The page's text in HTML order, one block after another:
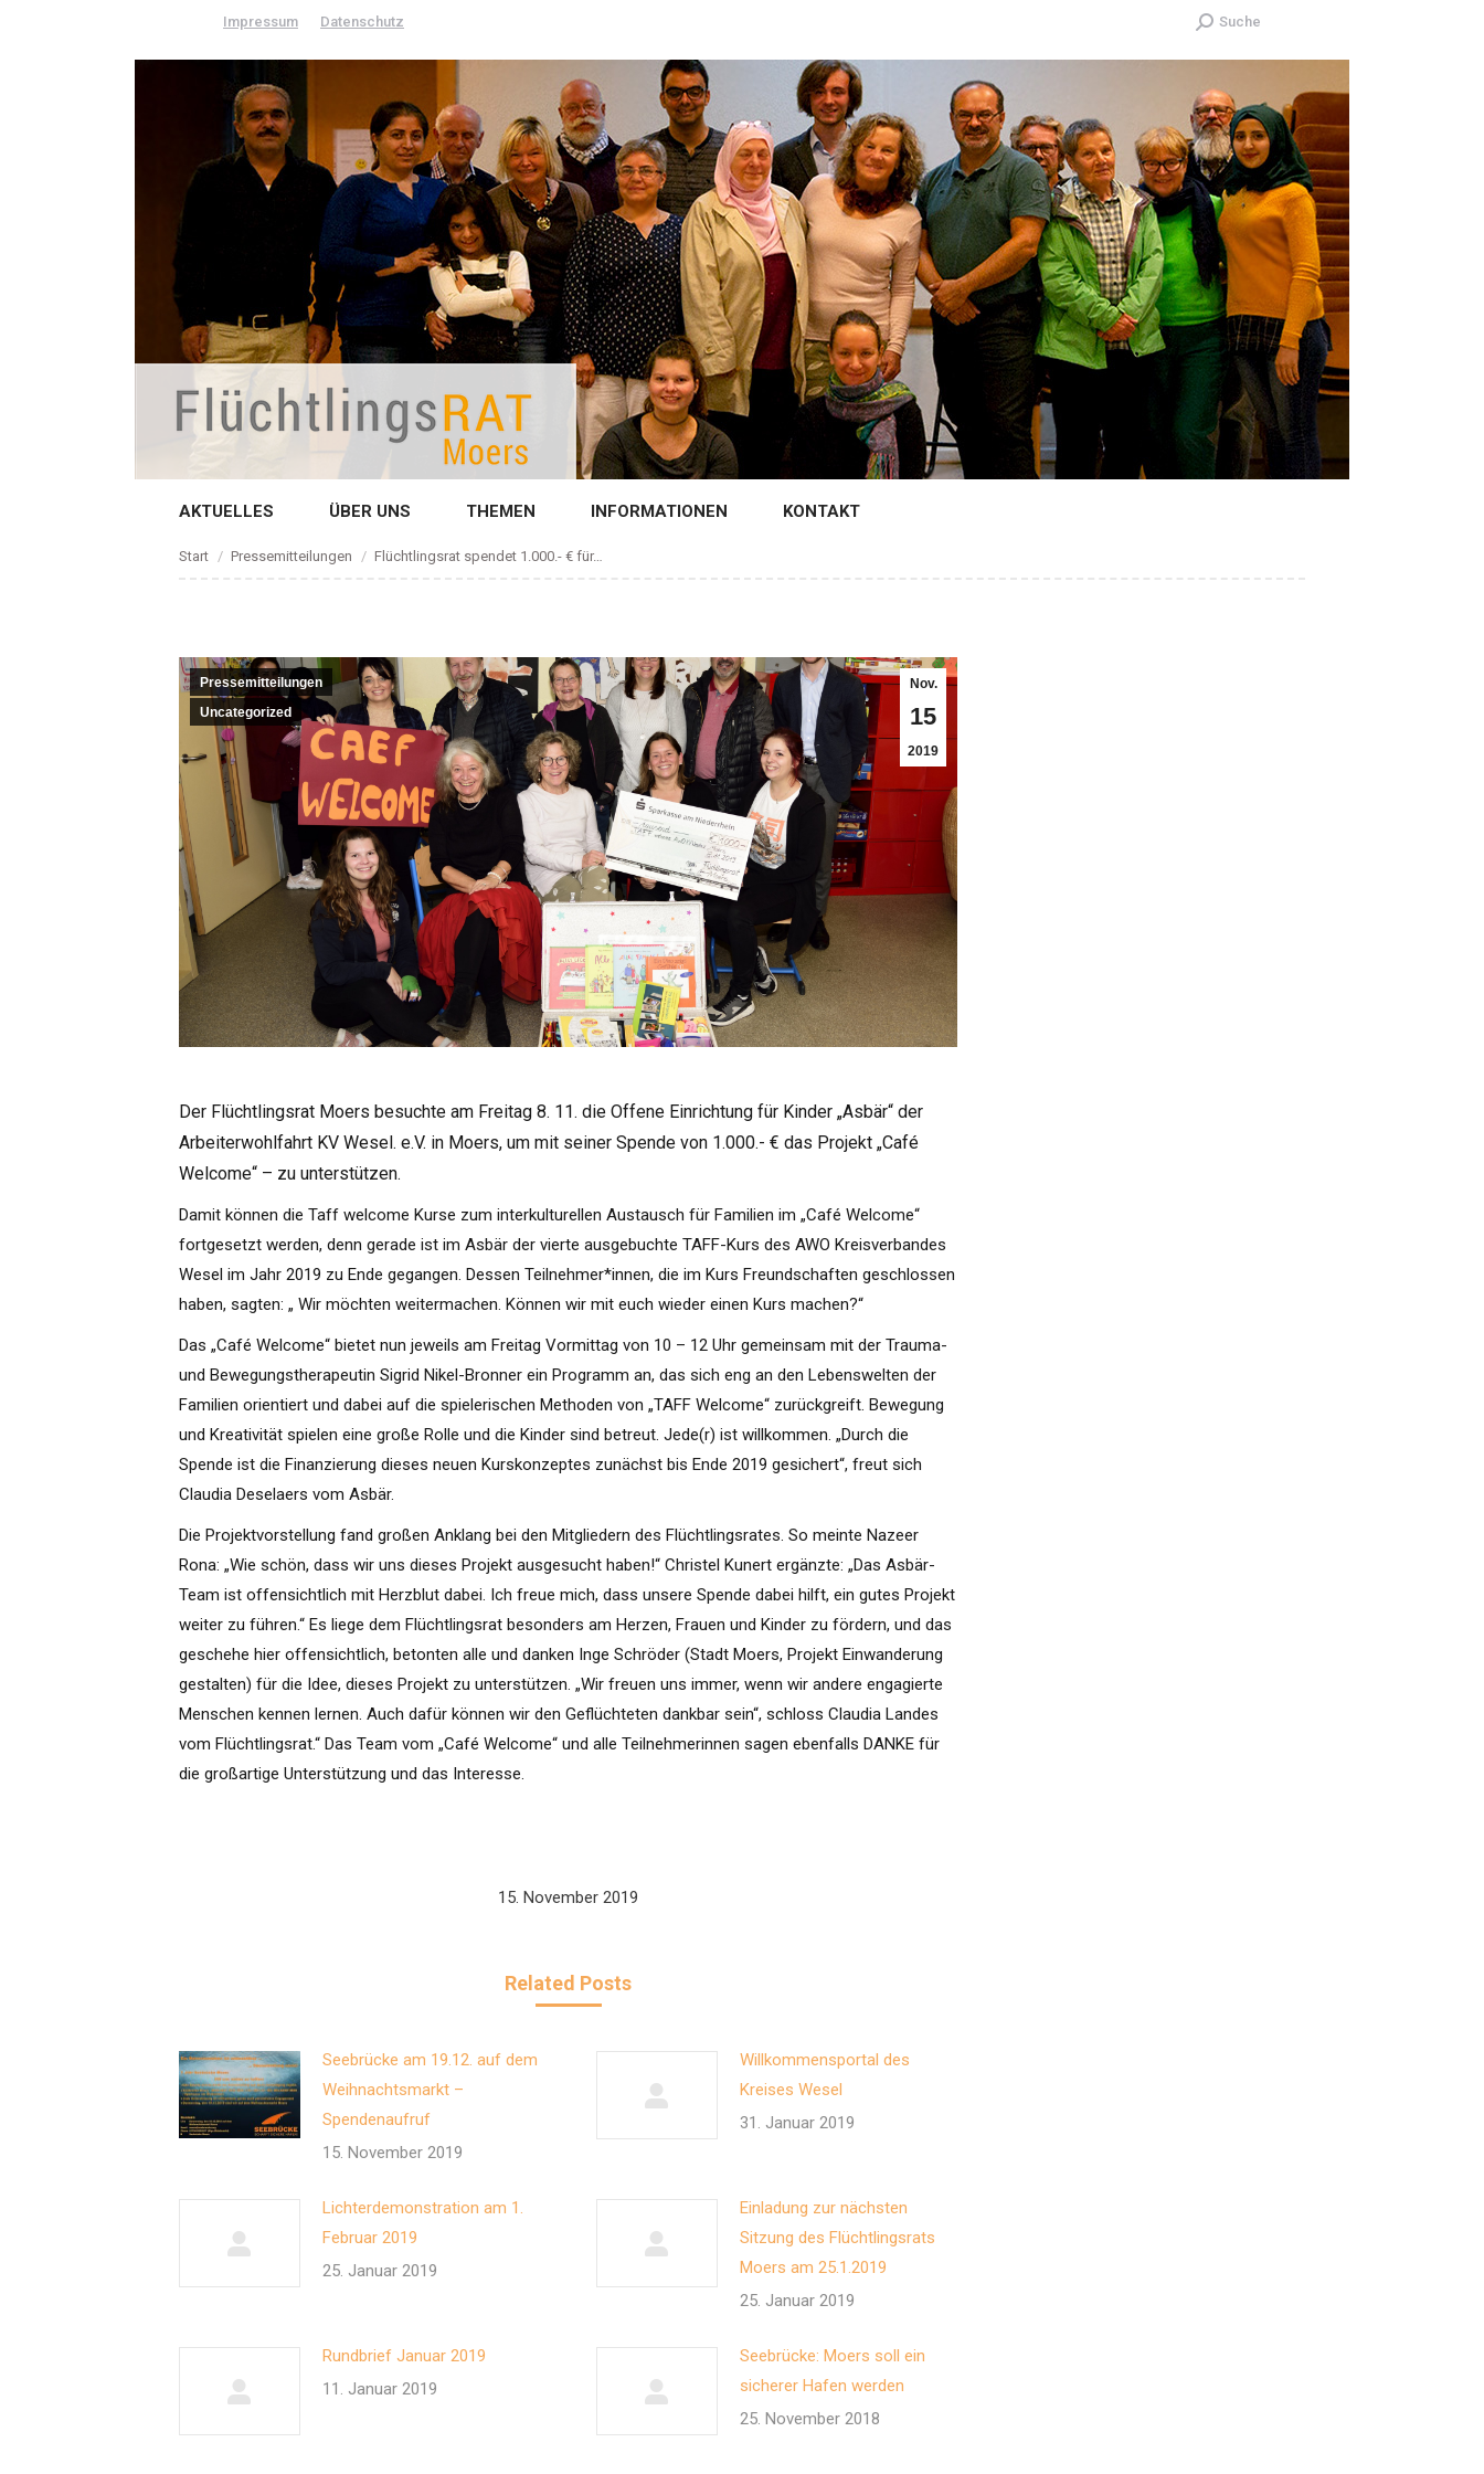
Impressum Datenschutz Search:
Suche
AKTUELLES ÜBER UNS THEMEN INFORMATIONEN KONTAKT
Sie befinden sich hier:
Start Pressemitteilungen Flüchtlingsrat spendet 1.000.- € für…
Nov.
15
2019
Pressemitteilungen
Uncategorized
Der Flüchtlingsrat Moers besuchte am Freitag 8. 11. die Offene Einrichtung für Kinder „Asbär“ der
Arbeiterwohlfahrt KV Wesel. e.V. in Moers, um mit seiner Spende von 1.000.- € das Projekt „Café
Welcome“ – zu unterstützen.
Damit können die Taff welcome Kurse zum interkulturellen Austausch für Familien im „Café Welcome“
fortgesetzt werden, denn gerade ist im Asbär der vierte ausgebuchte TAFF-Kurs des AWO Kreisverbandes
Wesel im Jahr 2019 zu Ende gegangen. Dessen Teilnehmer*innen, die im Kurs Freundschaften geschlossen
haben, sagten: „ Wir möchten weitermachen. Können wir mit euch wieder einen Kurs machen?“
Das „Café Welcome“ bietet nun jeweils am Freitag Vormittag von 10 – 12 Uhr gemeinsam mit der Trauma-
und Bewegungstherapeutin Sigrid Nikel-Bronner ein Programm an, das sich eng an den Lebenswelten der
Familien orientiert und dabei auf die spielerischen Methoden von „TAFF Welcome“ zurückgreift. Bewegung
und Kreativität spielen eine große Rolle und die Kinder sind betreut. Jede(r) ist willkommen. „Durch die
Spende ist die Finanzierung dieses neuen Kurskonzeptes zunächst bis Ende 2019 gesichert“, freut sich
Claudia Deselaers vom Asbär.
Die Projektvorstellung fand großen Anklang bei den Mitgliedern des Flüchtlingsrates. So meinte Nazeer
Rona: „Wie schön, dass wir uns dieses Projekt ausgesucht haben!“ Christel Kunert ergänzte: „Das Asbär-
Team ist offensichtlich mit Herzblut dabei. Ich freue mich, dass unsere Spende dabei hilft, ein gutes Projekt
weiter zu führen.“ Es liege dem Flüchtlingsrat besonders am Herzen, Frauen und Kinder zu fördern, und das
geschehe hier offensichtlich, betonten alle und danken Inge Schröder (Stadt Moers, Projekt Einwanderung
gestalten) für die Idee, dieses Projekt zu unterstützen. „Wir freuen uns immer, wenn wir andere engagierte
Menschen kennen lernen. Auch dafür können wir den Geflüchteten dankbar sein“, schloss Claudia Landes
vom Flüchtlingsrat.“ Das Team vom „Café Welcome“ und alle Teilnehmerinnen sagen ebenfalls DANKE für
die großartige Unterstützung und das Interesse.
15. November 2019
Related Posts
Seebrücke am 19.12. auf dem
Weihnachtsmarkt –
Spendenaufruf
15. November 2019
Willkommensportal des
Kreises Wesel
31. Januar 2019
Lichterdemonstration am 1.
Februar 2019
25. Januar 2019
Einladung zur nächsten
Sitzung des Flüchtlingsrats
Moers am 25.1.2019
25. Januar 2019
Rundbrief Januar 2019
11. Januar 2019
Seebrücke: Moers soll ein
sicherer Hafen werden
25. November 2018
INFORMATIONEN